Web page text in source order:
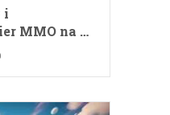
i
MMO na …